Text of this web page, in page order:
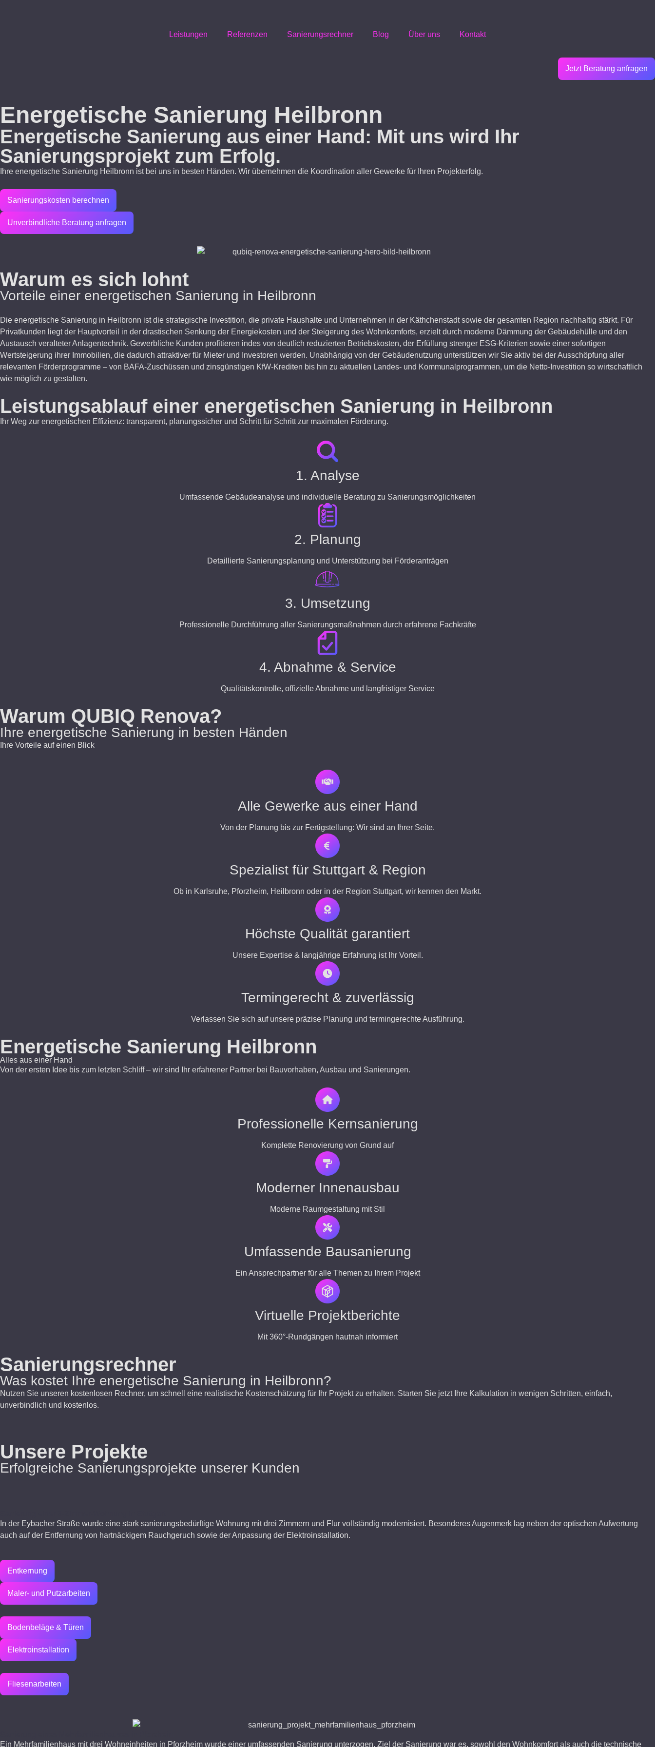
Leistungen Referenzen Sanierungsrechner Blog Über uns Kontakt
Jetzt Beratung anfragen
Energetische Sanierung Heilbronn
Energetische Sanierung aus einer Hand: Mit uns wird Ihr
Sanierungsprojekt zum Erfolg.
Ihre energetische Sanierung Heilbronn ist bei uns in besten Händen. Wir übernehmen die Koordination aller Gewerke für Ihren Projekterfolg.
Sanierungskosten berechnen
Unverbindliche Beratung anfragen
Warum es sich lohnt
Vorteile einer energetischen Sanierung in Heilbronn
Die energetische Sanierung in Heilbronn ist die strategische Investition, die private Haushalte und Unternehmen in der Käthchenstadt sowie der gesamten Region nachhaltig stärkt. Für
Privatkunden liegt der Hauptvorteil in der drastischen Senkung der Energiekosten und der Steigerung des Wohnkomforts, erzielt durch moderne Dämmung der Gebäudehülle und den
Austausch veralteter Anlagentechnik. Gewerbliche Kunden profitieren indes von deutlich reduzierten Betriebskosten, der Erfüllung strenger ESG-Kriterien sowie einer sofortigen
Wertsteigerung ihrer Immobilien, die dadurch attraktiver für Mieter und Investoren werden. Unabhängig von der Gebäudenutzung unterstützen wir Sie aktiv bei der Ausschöpfung aller
relevanten Förderprogramme – von BAFA-Zuschüssen und zinsgünstigen KfW-Krediten bis hin zu aktuellen Landes- und Kommunalprogrammen, um die Netto-Investition so wirtschaftlich
wie möglich zu gestalten.
Leistungsablauf einer energetischen Sanierung in Heilbronn
Ihr Weg zur energetischen Effizienz: transparent, planungssicher und Schritt für Schritt zur maximalen Förderung.
1. Analyse
Umfassende Gebäudeanalyse und individuelle Beratung zu Sanierungsmöglichkeiten
2. Planung
Detaillierte Sanierungsplanung und Unterstützung bei Förderanträgen
3. Umsetzung
Professionelle Durchführung aller Sanierungsmaßnahmen durch erfahrene Fachkräfte
4. Abnahme & Service
Qualitätskontrolle, offizielle Abnahme und langfristiger Service
Warum QUBIQ Renova?
Ihre energetische Sanierung in besten Händen
Ihre Vorteile auf einen Blick
Alle Gewerke aus einer Hand
Von der Planung bis zur Fertigstellung: Wir sind an Ihrer Seite.
Spezialist für Stuttgart & Region
Ob in Karlsruhe, Pforzheim, Heilbronn oder in der Region Stuttgart, wir kennen den Markt.
Höchste Qualität garantiert
Unsere Expertise & langjährige Erfahrung ist Ihr Vorteil.
Termingerecht & zuverlässig
Verlassen Sie sich auf unsere präzise Planung und termingerechte Ausführung.
Energetische Sanierung Heilbronn
Alles aus einer Hand
Von der ersten Idee bis zum letzten Schliff – wir sind Ihr erfahrener Partner bei Bauvorhaben, Ausbau und Sanierungen.
Professionelle Kernsanierung
Komplette Renovierung von Grund auf
Moderner Innenausbau
Moderne Raumgestaltung mit Stil
Umfassende Bausanierung
Ein Ansprechpartner für alle Themen zu Ihrem Projekt
Virtuelle Projektberichte
Mit 360°-Rundgängen hautnah informiert
Sanierungsrechner
Was kostet Ihre energetische Sanierung in Heilbronn?
Nutzen Sie unseren kostenlosen Rechner, um schnell eine realistische Kostenschätzung für Ihr Projekt zu erhalten. Starten Sie jetzt Ihre Kalkulation in wenigen Schritten, einfach,
unverbindlich und kostenlos.
Unsere Projekte
Erfolgreiche Sanierungsprojekte unserer Kunden
In der Eybacher Straße wurde eine stark sanierungsbedürftige Wohnung mit drei Zimmern und Flur vollständig modernisiert. Besonderes Augenmerk lag neben der optischen Aufwertung
auch auf der Entfernung von hartnäckigem Rauchgeruch sowie der Anpassung der Elektroinstallation.
Entkernung
Maler- und Putzarbeiten
Bodenbeläge & Türen
Elektroinstallation
Fliesenarbeiten
Ein Mehrfamilienhaus mit drei Wohneinheiten in Pforzheim wurde einer umfassenden Sanierung unterzogen. Ziel der Sanierung war es, sowohl den Wohnkomfort als auch die technische